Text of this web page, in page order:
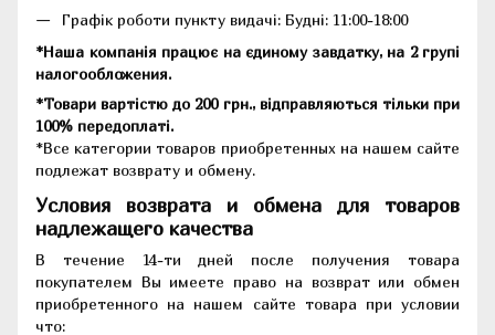
Графік роботи пункту видачі: Будні: 11:00-18:00
*Наша компанія працює на єдиному завдатку, на 2 групі
налогообложения.
*Товари вартістю до 200 грн., відправляються тільки при
100% передоплаті.
*Все категории товаров приобретенных на нашем сайте
подлежат возврату и обмену.
Условия возврата и обмена для товаров
надлежащего качества
В течение 14-ти дней после получения товара
покупателем Вы имеете право на возврат или обмен
приобретенного на нашем сайте товара при условии
что: